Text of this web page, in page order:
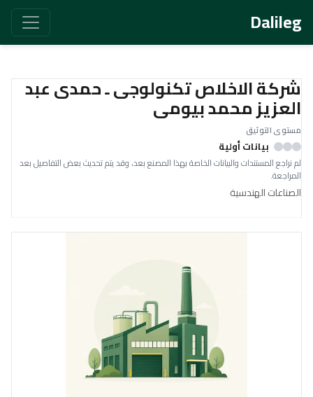
Dalileg
شركة الاخلاص تكنولوجى ـ حمدى عبد
العزيز محمد بيومى
مستوى التوثيق
بيانات أولية
لم نراجع المستندات والبيانات الخاصة بهذا المصنع بعد، وقد يتم تحديث بعض التفاصيل بعد
المراجعة.
الصناعات الهندسية